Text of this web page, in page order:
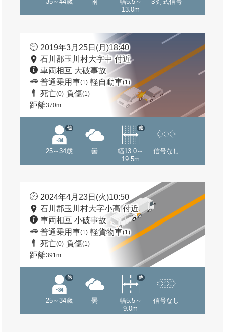
13.0m
2019年3月25日(月)18:40
石川郡玉川村大字中 付近
車両相互 大破事故
普通乗用車(1) 軽自動車(1)
死亡(0) 負傷(1)
距離370m
25～34歳
他
曇
幅13.0～
19.5m
他
信号なし
2024年4月23日(火)10:50
石川郡玉川村大字小高 付近
車両相互 小破事故
普通乗用車(1) 軽貨物車(1)
死亡(0) 負傷(1)
距離391m
25～34歳
他
曇
幅5.5～
9.0m
他
信号なし